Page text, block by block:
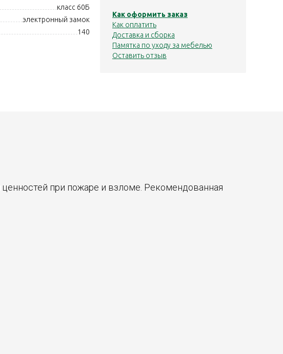
класс 60Б
электронный замок
140
Как оформить заказ
Как оплатить
Доставка и сборка
Памятка по уходу за мебелью
Оставить отзыв
при пожаре и взломе. Рекомендованная